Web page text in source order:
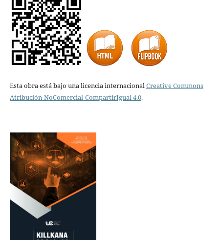
Esta obra está bajo una licencia internacionalCreative Commons
Atribución-NoComercial-CompartirIgual 4.0.